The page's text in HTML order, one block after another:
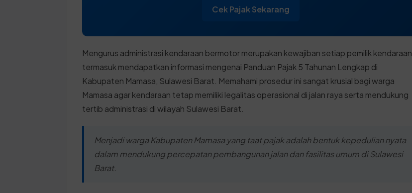
Cek Pajak Sekarang
Mengurus administrasi kendaraan bermotor merupakan kewajiban setiap pemilik kendaraan,
termasuk mendapatkan informasi mengenai Panduan Pajak 5 Tahunan Lengkap di
Kabupaten Mamasa, Sulawesi Barat. Memahami prosedur ini sangat krusial bagi warga
Mamasa agar kendaraan tetap memiliki legalitas operasional di jalan raya serta mendukung
tertib administrasi di wilayah Sulawesi Barat.
Menjadi warga Kabupaten Mamasa yang taat pajak adalah bentuk kepedulian nyata
dalam mendukung percepatan pembangunan jalan dan fasilitas umum di Sulawesi
Barat.